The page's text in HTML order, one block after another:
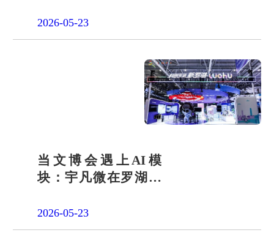
2026-05-23
当文博会遇上AI模
块：宇凡微在罗湖展
答卷
2026-05-23